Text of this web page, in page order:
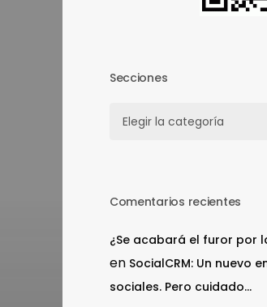
Secciones
Comentarios recientes
¿Se acabará el furor por
en SocialCRM: Un nuevo
sociales. Pero cuidado…